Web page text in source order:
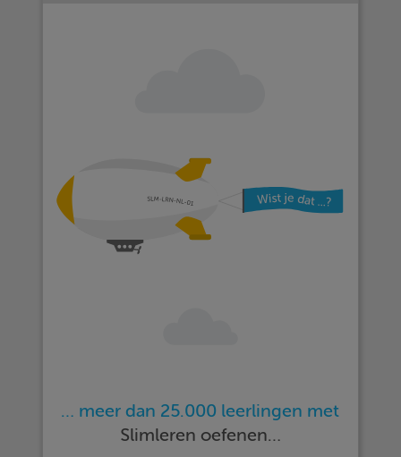
… meer dan 25.000 leerlingen met
Slimleren oefenen…